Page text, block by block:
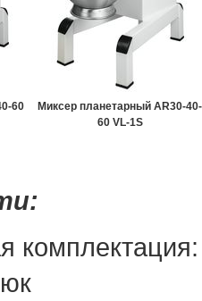
60
Миксер планетарный AR30-40-
60 VL-1S